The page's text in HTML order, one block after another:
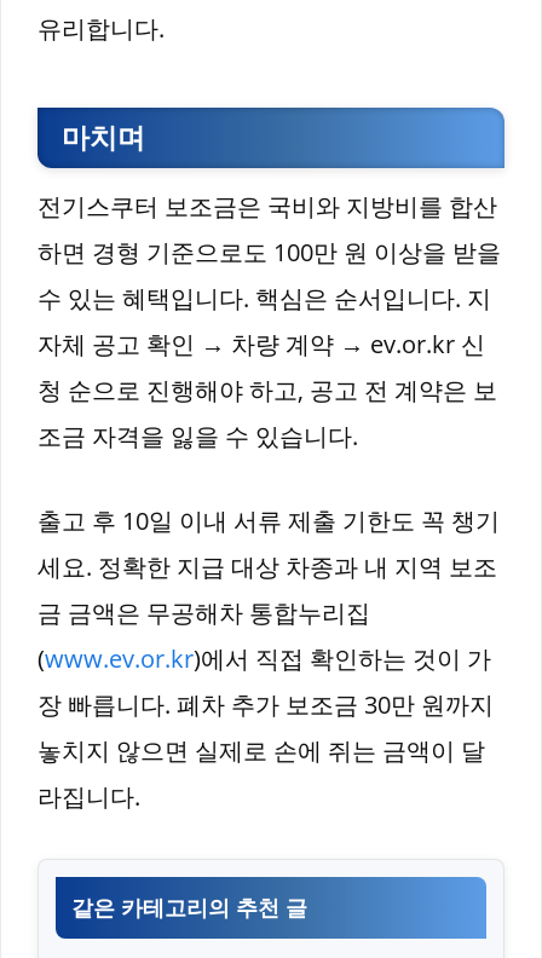
유리합니다.
마치며
전기스쿠터 보조금은 국비와 지방비를 합산
하면 경형 기준으로도 100만 원 이상을 받을
수 있는 혜택입니다. 핵심은 순서입니다. 지
자체 공고 확인 → 차량 계약 → ev.or.kr 신
청 순으로 진행해야 하고, 공고 전 계약은 보
조금 자격을 잃을 수 있습니다.
출고 후 10일 이내 서류 제출 기한도 꼭 챙기
세요. 정확한 지급 대상 차종과 내 지역 보조
금 금액은 무공해차 통합누리집
(www.ev.or.kr)에서 직접 확인하는 것이 가
장 빠릅니다. 폐차 추가 보조금 30만 원까지
놓치지 않으면 실제로 손에 쥐는 금액이 달
라집니다.
같은 카테고리의 추천 글